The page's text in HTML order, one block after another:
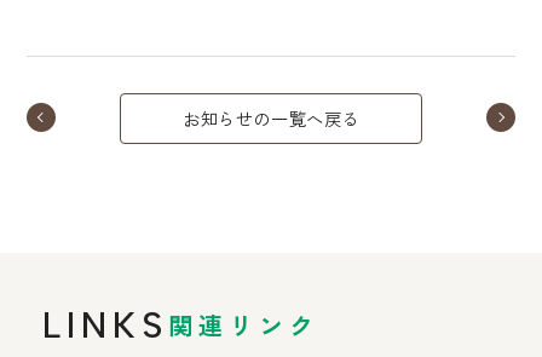
お知らせの一覧へ戻る
LINKS 関連リンク